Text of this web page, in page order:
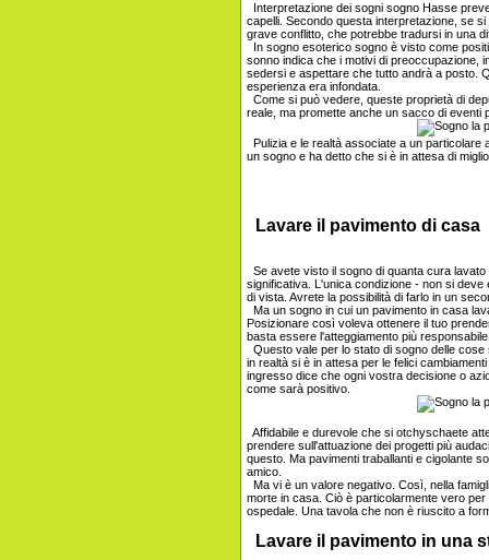
Interpretazione dei sogni sogno Hasse
capelli. Secondo questa interpretazione, se
grave conflitto, che potrebbe tradursi in una
In sogno esoterico sogno è visto come
sonno indica che i motivi di preoccupazione,
sedersi e aspettare che tutto andrà a posto.
esperienza era infondata.
Come si può vedere, queste proprietà di
reale, ma promette anche un sacco di
Pulizia e le realtà associate a un
un sogno e ha detto che si è in attesa di
Lavare il pavimento di casa
Se avete visto il sogno di quanta cura
significativa. L'unica condizione - non si
di vista. Avrete la possibilità di farlo in un
Ma un sogno in cui un pavimento in casa
Posizionare così voleva ottenere il tuo
basta essere l'atteggiamento più
Questo vale per lo stato di sogno delle
in realtà si è in attesa per le felici
ingresso dice che ogni vostra decisione o
come sarà positivo.
Affidabile e durevole che si otchyschaete
prendere sull'attuazione dei progetti più
questo. Ma pavimenti traballanti e cigolante
amico.
Ma vi è un valore negativo. Così, nella
morte in casa. Ciò è particolarmente vero
ospedale. Una tavola che non è riuscito a
Lavare il pavimento in una